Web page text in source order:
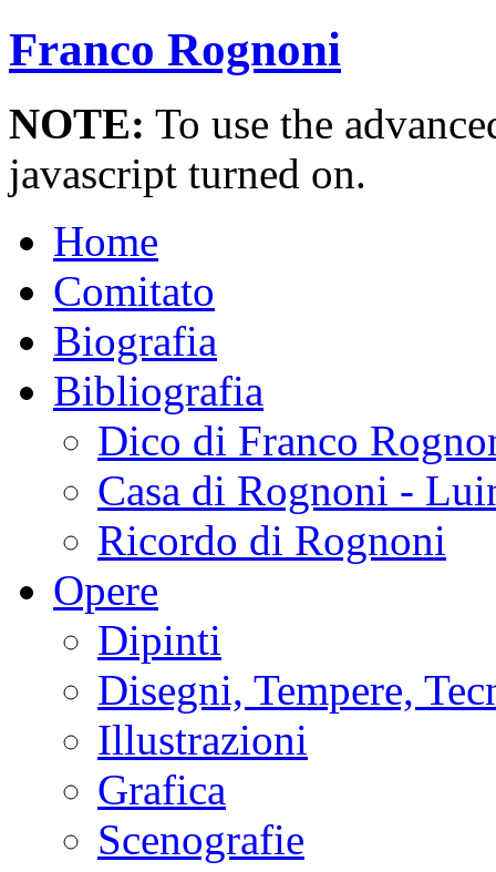
Franco Rognoni
NOTE: To use the
javascript turned on.
Home
Comitato
Biografia
Bibliografia
Dico di Franco
Casa di Rognoni -
Ricordo di Rognoni
Opere
Dipinti
Disegni, Tempere,
Illustrazioni
Grafica
Scenografie